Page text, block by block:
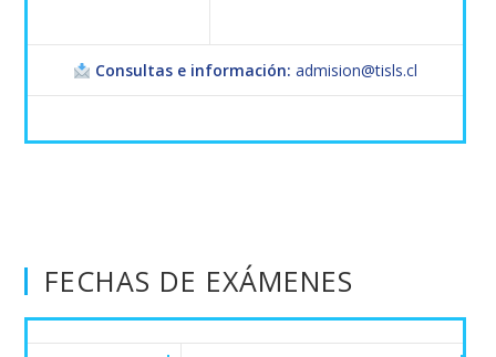
Consultas e información: admision@tisls.cl
FECHAS DE EXÁMENES